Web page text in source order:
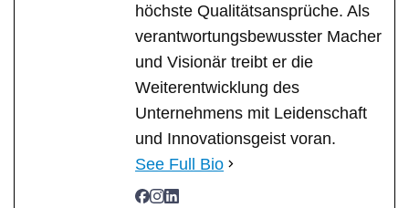
höchste Qualitätsansprüche. Als
verantwortungsbewusster Macher
und Visionär treibt er die
Weiterentwicklung des
Unternehmens mit Leidenschaft
und Innovationsgeist voran.
See Full Bio